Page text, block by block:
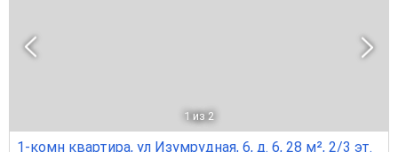
1 из 2
1-комн квартира, ул Изумрудная, 6, д. 6, 28 м², 2/3 эт.